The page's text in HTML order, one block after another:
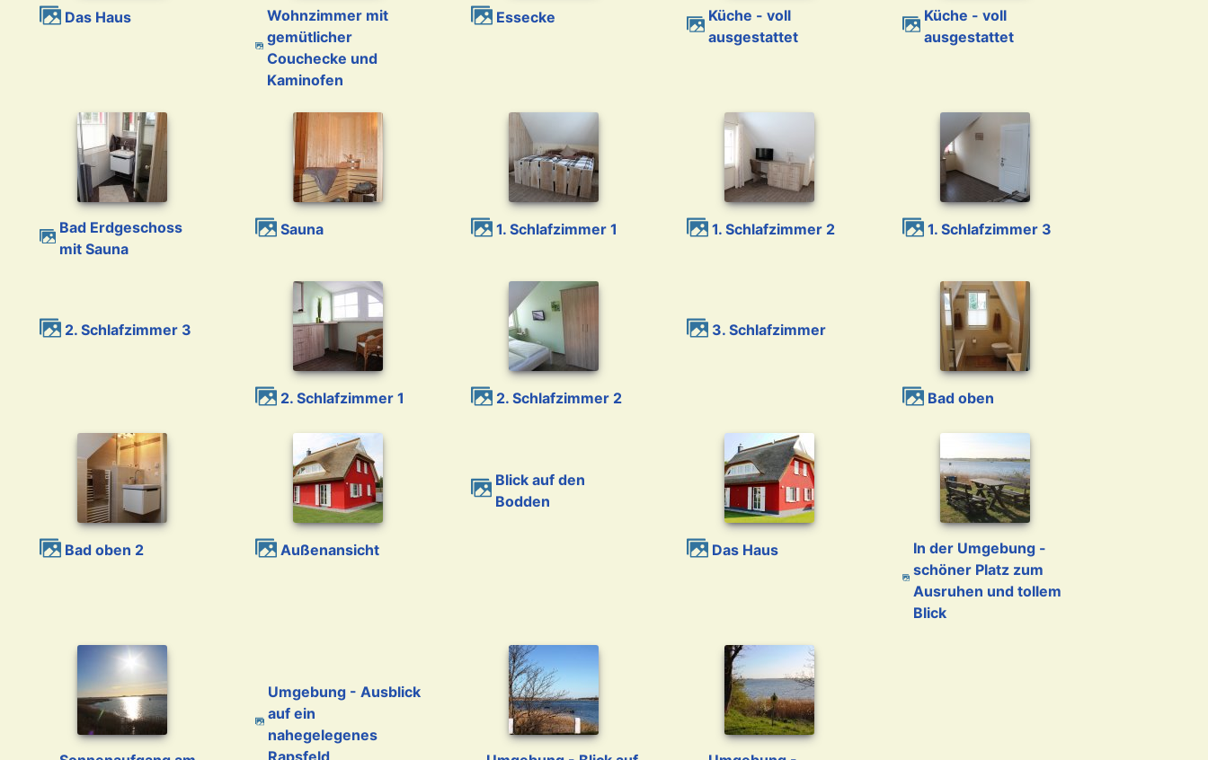
Das Haus
Wohnzimmer mit
gemütlicher
Couchecke und
Kaminofen
Essecke
Küche - voll
ausgestattet
Küche - voll
ausgestattet
Bad Erdgeschoss
mit Sauna
Sauna 1. Schlafzimmer 1 1. Schlafzimmer 2 1. Schlafzimmer 3
2. Schlafzimmer 3
2. Schlafzimmer 1 2. Schlafzimmer 2
3. Schlafzimmer
Bad oben
Bad oben 2 Außenansicht
Blick auf den
Bodden
Das Haus
In der Umgebung -
schöner Platz zum
Ausruhen und tollem
Blick
Umgebung - Ausblick
auf ein
nahegelegenes
Rapsfeld